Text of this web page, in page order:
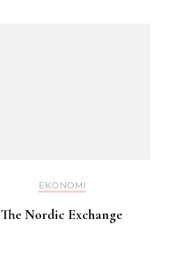
EKONOMI
The Nordic Exchange